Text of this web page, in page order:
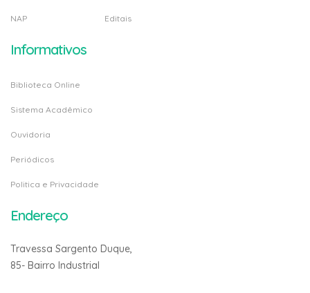
NAP Editais
Informativos
Biblioteca Online
Sistema Acadêmico
Ouvidoria
Periódicos
Politica e Privacidade
Endereço
Travessa Sargento Duque,
85- Bairro Industrial